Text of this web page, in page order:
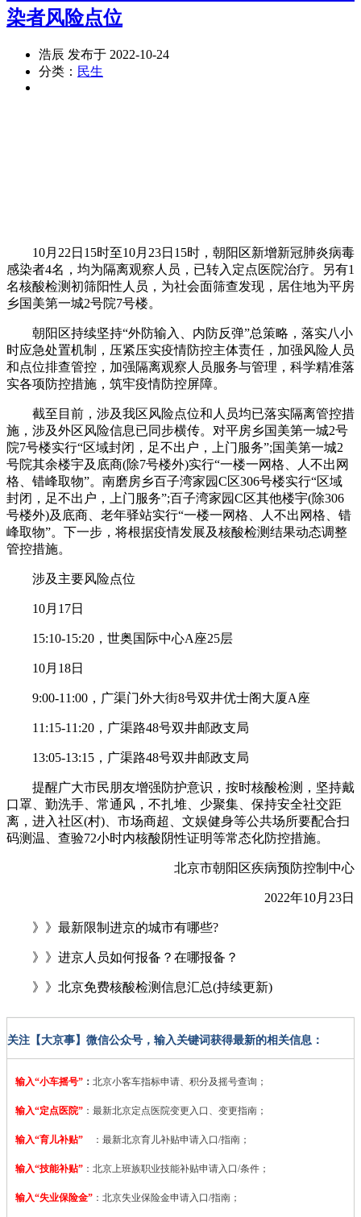
染者风险点位
浩辰 发布于 2022-10-24
分类： 民生
10月22日15时至10月23日15时，朝阳区新增新冠肺炎病毒
感染者4名，均为隔离观察人员，已转入定点医院治疗。另有1
名核酸检测初筛阳性人员，为社会面筛查发现，居住地为平房
乡国美第一城2号院7号楼。
朝阳区持续坚持“外防输入、内防反弹”总策略，落实八小
时应急处置机制，压紧压实疫情防控主体责任，加强风险人员
和点位排查管控，加强隔离观察人员服务与管理，科学精准落
实各项防控措施，筑牢疫情防控屏障。
截至目前，涉及我区风险点位和人员均已落实隔离管控措
施，涉及外区风险信息已同步横传。对平房乡国美第一城2号
院7号楼实行“区域封闭，足不出户，上门服务”;国美第一城2
号院其余楼宇及底商(除7号楼外)实行“一楼一网格、人不出网
格、错峰取物”。南磨房乡百子湾家园C区306号楼实行“区域
封闭，足不出户，上门服务”;百子湾家园C区其他楼宇(除306
号楼外)及底商、老年驿站实行“一楼一网格、人不出网格、错
峰取物”。下一步，将根据疫情发展及核酸检测结果动态调整
管控措施。
涉及主要风险点位
10月17日
15:10-15:20，世奥国际中心A座25层
10月18日
9:00-11:00，广渠门外大街8号双井优士阁大厦A座
11:15-11:20，广渠路48号双井邮政支局
13:05-13:15，广渠路48号双井邮政支局
提醒广大市民朋友增强防护意识，按时核酸检测，坚持戴
口罩、勤洗手、常通风，不扎堆、少聚集、保持安全社交距
离，进入社区(村)、市场商超、文娱健身等公共场所要配合扫
码测温、查验72小时内核酸阴性证明等常态化防控措施。
北京市朝阳区疾病预防控制中心
2022年10月23日
》》最新限制进京的城市有哪些?
》》进京人员如何报备？在哪报备？
》》北京免费核酸检测信息汇总(持续更新)
关注【大京事】微信公众号，输入关键词获得最新的相关信息：
输入“小车摇号” ： 北京小客车指标申请、积分及摇号查询；
输入“定点医院” ： 最新北京定点医院变更入口、变更指南；
输入“育儿补贴” ：最新北京育儿补贴申请入口/指南；
输入“技能补贴” ： 北京上班族职业技能补贴申请入口/条件；
输入“失业保险金” ：北京失业保险金申请入口/指南；